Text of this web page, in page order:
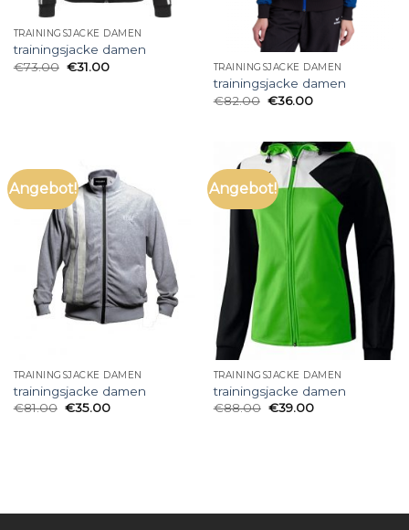
TRAININGSJACKE DAMEN
trainingsjacke damen
€73.00 €31.00 TRAININGSJACKE DAMEN
trainingsjacke damen
€82.00 €36.00
Angebot!
TRAININGSJACKE DAMEN
trainingsjacke damen
€81.00 €35.00
Angebot!
TRAININGSJACKE DAMEN
trainingsjacke damen
€88.00 €39.00